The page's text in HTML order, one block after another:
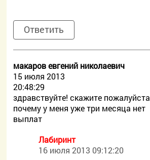
Ответить
макаров евгений николаевич
15 июля 2013
20:48:29
здравствуйте! скажите пожалуйста
почему у меня уже три месяца нет
выплат
Лабиринт
16 июля 2013 09:12:20